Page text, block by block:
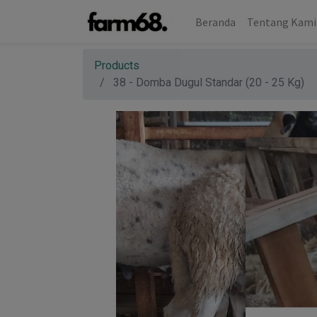
Beranda Tentang Kami
Products
38 - Domba Dugul Standar (20 - 25 Kg)